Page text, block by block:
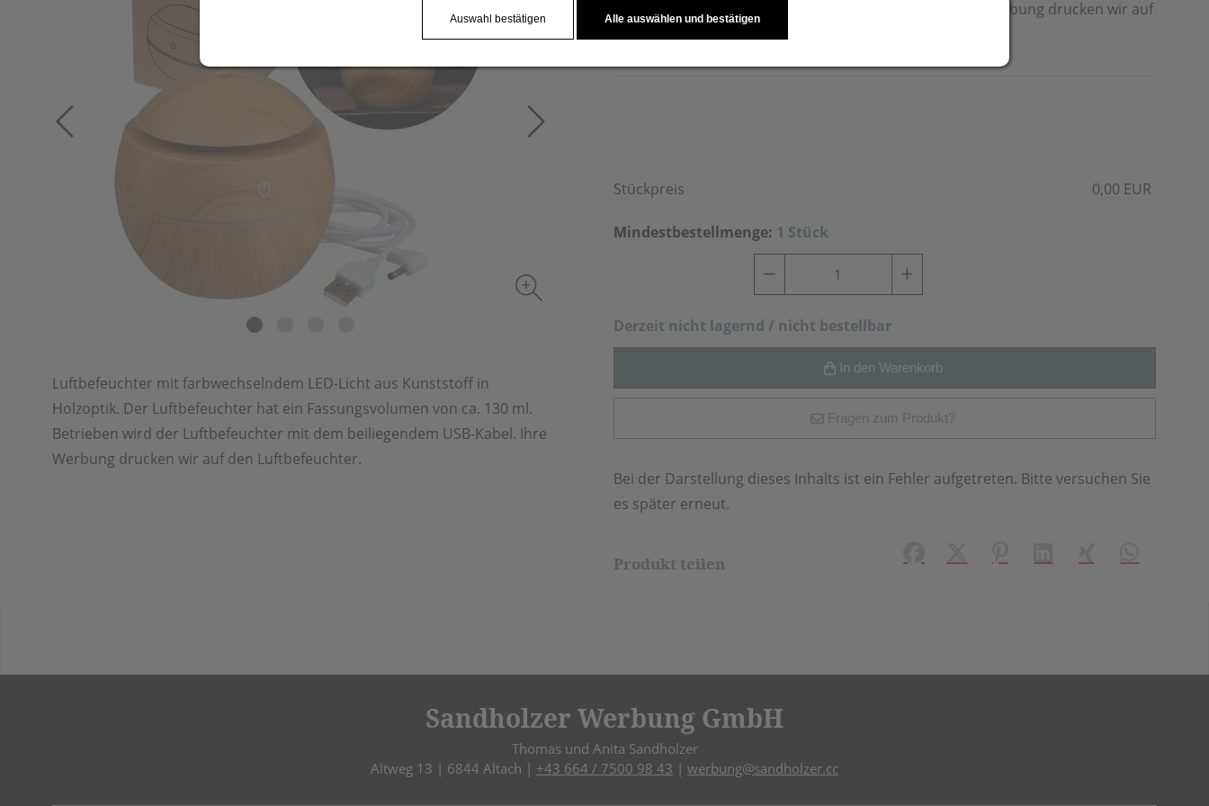
Luftbefeuchter mit farbwechselndem LED-Licht aus Kunststoff in
Holzoptik. Der Luftbefeuchter hat ein Fassungsvolumen von ca. 130 ml.
Betrieben wird der Luftbefeuchter mit dem beiliegendem USB-Kabel. Ihre
Werbung drucken wir auf den Luftbefeuchter.
Luftbefeuchter mit dem beiliegendem USB-Kabel. Ihre Werbung drucken wir auf
Stückpreis 0,00 EUR
Mindestbestellmenge: 1 Stück
Derzeit nicht lagernd / nicht bestellbar
In den Warenkorb
Fragen zum Produkt?
Bei der Darstellung dieses Inhalts ist ein Fehler aufgetreten. Bitte versuchen Sie
es später erneut.
Produkt teilen Facebook
X PinterestLinkedInXing WhatsApp
Sandholzer Werbung GmbH
Thomas und Anita Sandholzer
Altweg 13 | 6844 Altach | +43 664 / 7500 98 43 | werbung@sandholzer.cc
Auswahl bestätigen Alle auswählen und bestätigen